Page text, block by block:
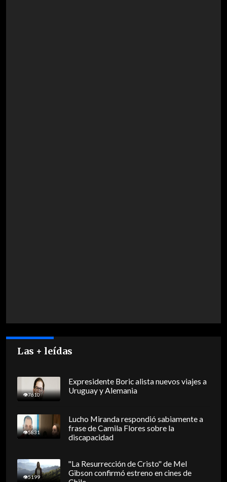
Las + leídas
7610
Expresidente Boric alista nuevos viajes a
Uruguay y Alemania
5831
Lucho Miranda respondió sabiamente a
frase de Camila Flores sobre la
discapacidad
5199
"La Resurrección de Cristo" de Mel
Gibson confirmó estreno en cines de